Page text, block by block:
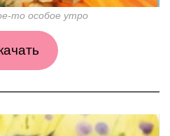
то особое утро